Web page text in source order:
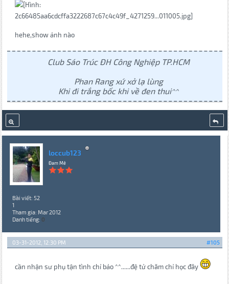
hehe,show ảnh nào
Club Sáo Trúc ĐH Công Nghiệp TP.HCM
Phan Rang xứ xở lạ lùng
Khi đi trắng bốc khi về đen thui^^
loccub123
Đam Mê
Bài viết: 52
1
Tham gia: Mar 2012
Danh tiếng: 0
#105
03-31-2012, 12:30 PM
cần nhận sư phụ tận tình chỉ bảo ^^......đệ tử chăm chỉ học đây